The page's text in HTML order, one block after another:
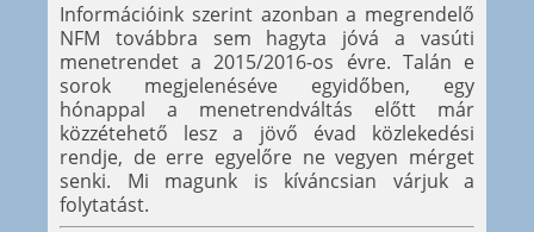
Információink szerint azonban a megrendelő
NFM továbbra sem hagyta jóvá a vasúti
menetrendet a 2015/2016-os évre. Talán e
sorok megjelenéséve egyidőben, egy
hónappal a menetrendváltás előtt már
közzétehető lesz a jövő évad közlekedési
rendje, de erre egyelőre ne vegyen mérget
senki. Mi magunk is kíváncsian várjuk a
folytatást.